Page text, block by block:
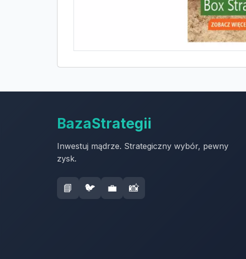
BazaStrategii
Inwestuj mądrze. Strategiczny wybór, pewny
zysk.
📘 🐦 💼 📸